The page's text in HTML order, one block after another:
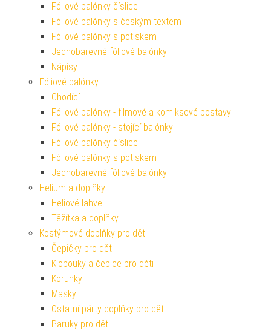
Fóliové balónky číslice
Fóliové balónky s českým textem
Fóliové balónky s potiskem
Jednobarevné fóliové balónky
Nápisy
Fóliové balónky
Chodící
Fóliové balónky - filmové a komiksové postavy
Fóliové balónky - stojící balónky
Fóliové balónky číslice
Fóliové balónky s potiskem
Jednobarevné fóliové balónky
Helium a doplňky
Heliové lahve
Těžítka a doplňky
Kostýmové doplňky pro děti
Čepičky pro děti
Klobouky a čepice pro děti
Korunky
Masky
Ostatní párty doplňky pro děti
Paruky pro děti